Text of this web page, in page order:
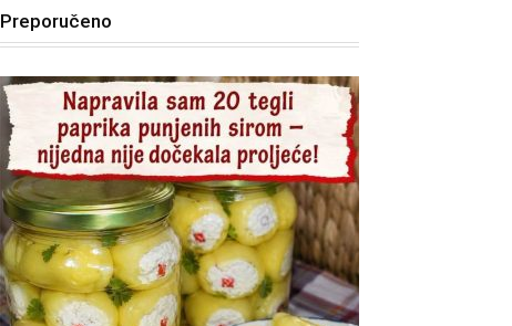
Preporučeno